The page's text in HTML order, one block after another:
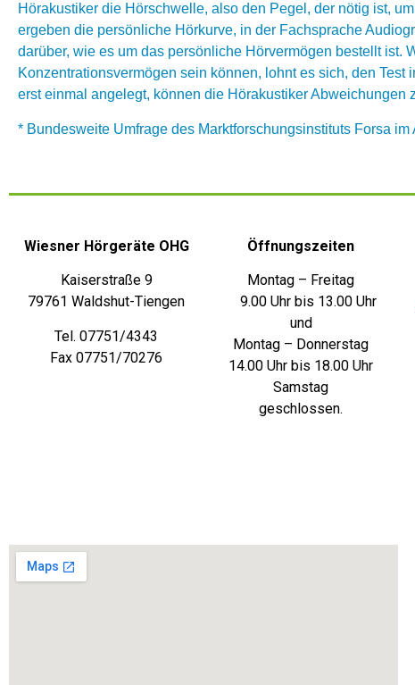
Hörakustiker die Hörschwelle, also den Pegel, der nötig ist,
ergeben die persönliche Hörkurve, in der Fachsprache
darüber, wie es um das persönliche Hörvermögen bestellt
Konzentrationsvermögen sein können, lohnt es sich, den
erst einmal angelegt, können die Hörakustiker Abweichungen
* Bundesweite Umfrage des Marktforschungsinstituts Forsa
Wiesner Hörgeräte OHG
Kaiserstraße 9
79761 Waldshut-Tiengen
Tel. 07751/4343
Fax 07751/70276
Öffnungszeiten
Montag – Freitag
9.00 Uhr bis 13.00 Uhr
und
Montag – Donnerstag
14.00 Uhr bis 18.00 Uhr
Samstag
geschlossen.